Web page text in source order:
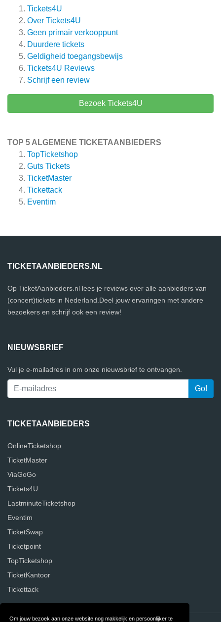
Om jouw bezoek aan onze website nog makkelijk en persoonlijker te
Tickets4U
Over Tickets4U
Geen primair verkooppunt
Duurdere tickets
Geldigheid toegangsbewijs
Tickets4U Reviews
Schrijf een review
Bezoek Tickets4U
TOP 5 ALGEMENE TICKETAANBIEDERS
TopTicketshop
Guts Tickets
TicketMaster
Tickettack
Eventim
TICKETAANBIEDERS.NL
Op TicketAanbieders.nl lees je reviews over alle aanbieders van
(concert)tickets in Nederland.Deel jouw ervaringen met andere
bezoekers en schrijf ook een review!
NIEUWSBRIEF
Vul je e-mailadres in om onze nieuwsbrief te ontvangen.
TICKETAANBIEDERS
OnlineTicketshop
TicketMaster
ViaGoGo
Tickets4U
LastminuteTicketshop
Eventim
TicketSwap
Ticketpoint
TopTicketshop
TicketKantoor
Tickettack